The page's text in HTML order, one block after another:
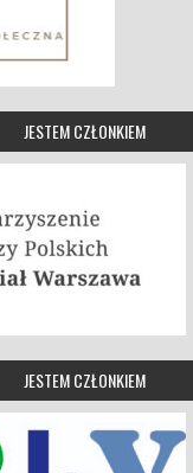
JESTEM CZŁONKIEM
JESTEM CZŁONKIEM